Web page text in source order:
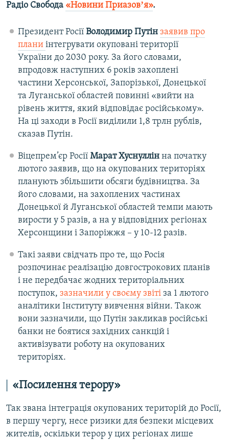
Радіо Свобода «Новини Приазовʼя».
Президент Росії Володимир Путін заявив про
плани інтегрувати окуповані території
України до 2030 року. За його словами,
впродовж наступних 6 років захоплені
частини Херсонської, Запорізької, Донецької
та Луганської областей повинні «вийти на
рівень життя, який відповідає російському».
На ці заходи в Росії виділили 1,8 трлн рублів,
сказав Путін.
Віцепрем’єр Росії Марат Хуснуллінна початку
лютого заявив, що на окупованих територіях
планують збільшити обсяги будівництва. За
його словами, на захоплених частинах
Донецької й Луганської областей темпи мають
вирости у 5 разів, а на у відповідних регіонах
Херсонщини і Запоріжжя – у 10-12 разів.
Такі заяви свідчать про те, що Росія
розпочинає реалізацію довгострокових планів
і не передбачає жодних територіальних
поступок, зазначили у своєму звіті за 1 лютого
аналітики Інституту вивчення війни. Також
вони зазначили, що Путін закликав російські
банки не боятися західних санкцій і
активізувати роботу на окупованих
територіях.
«Посилення терору»
Так звана інтеграція окупованих територій до Росії,
в першу чергу, несе ризики для безпеки місцевих
жителів, оскільки терор у цих регіонах лише